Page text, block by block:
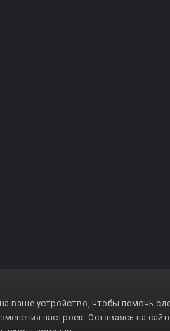
на ваше устройство, чтобы помочь
настроек. Оставаясь на